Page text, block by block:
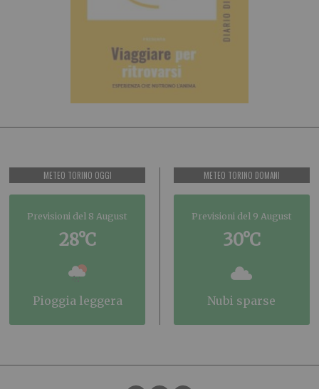
METEO TORINO OGGI
Previsioni del 8 August
28°C
pioggia leggera
METEO TORINO DOMANI
Previsioni del 9 August
30°C
nubi sparse